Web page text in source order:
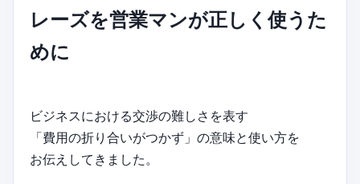
レーズを営業マンが正しく使うた
めに
ビジネスにおける交渉の難しさを表す
「費用の折り合いがつかず」の意味と使い方を
お伝えしてきました。